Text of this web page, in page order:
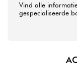
Vind alle
gespecialiseerde